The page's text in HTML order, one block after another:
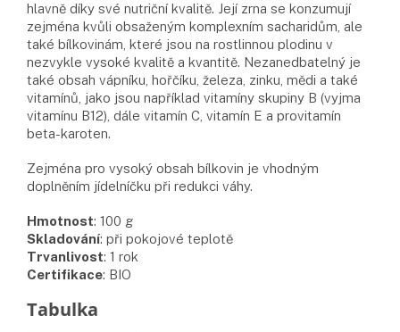
hlavně díky své nutriční kvalitě. Její zrna se konzumují
zejména kvůli obsaženým komplexním sacharidům, ale
také bílkovinám, které jsou na rostlinnou plodinu v
nezvykle vysoké kvalitě a kvantitě. Nezanedbatelný je
také obsah vápníku, hořčíku, železa, zinku, mědi a také
vitamínů, jako jsou například vitamíny skupiny B (vyjma
vitamínu B12), dále vitamín C, vitamín E a provitamín
beta-karoten.
Zejména pro vysoký obsah bílkovin je vhodným
doplněním jídelníčku při redukci váhy.
Hmotnost: 100 g
Skladování: při pokojové teplotě
Trvanlivost: 1 rok
Certifikace: BIO